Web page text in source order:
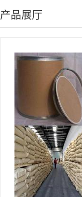
产品展厅